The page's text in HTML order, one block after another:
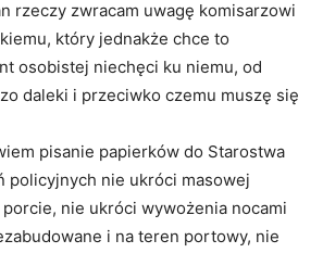
rzeczy zwracam uwagę komisarzowi
który jednakże chce to
osobistej niechęci ku niemu, od
daleki i przeciwko czemu muszę się
pisanie papierków do Starostwa
policyjnych nie ukróci masowej
nie ukróci wywożenia nocami
i na teren portowy, nie